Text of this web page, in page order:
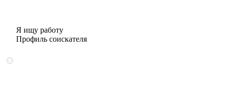
Я ищу работу
Профиль соискателя